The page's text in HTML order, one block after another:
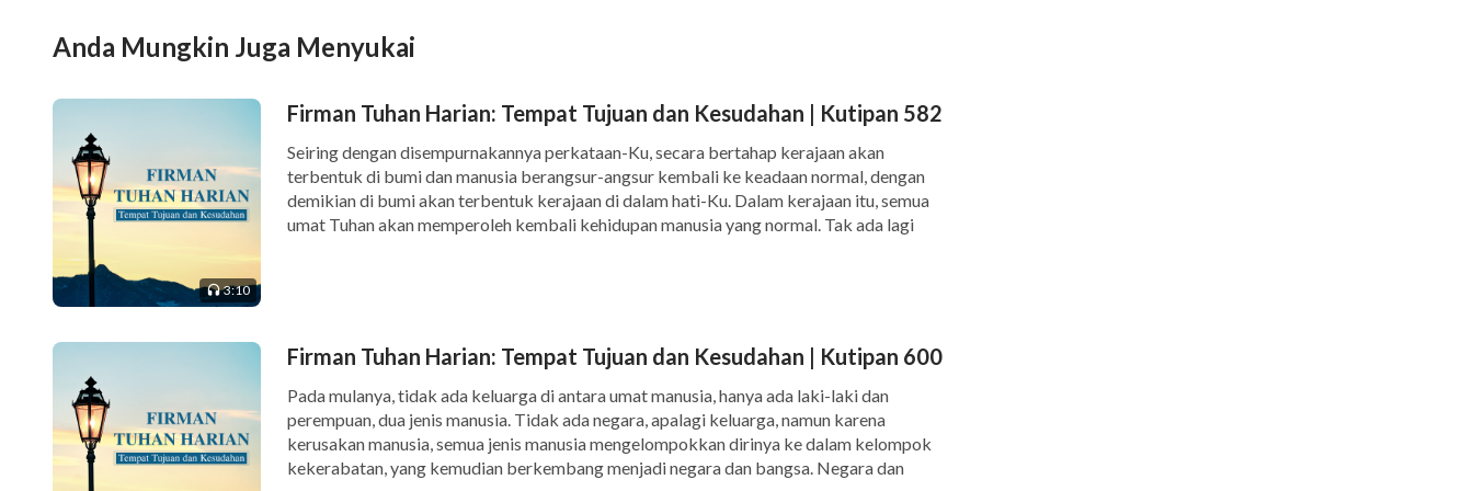
mengikuti-Nya, berjalan di sisi kiri atau kanan-Nya. Semua yang engkau inginkan adalah
menerima-Nya sebagai satu-satunya hidupmu, menerima-Nya sebagai satu-satunya Rajamu,
sebagai satu-satunya Tuhanmu.
—Firman, Vol. 2, Tentang Mengenal Tuhan, “Kata Pengantar”
Anda Mungkin Juga Menyukai
3:10
Firman Tuhan Harian: Tempat Tujuan dan Kesudahan | Kutipan 582
Seiring dengan disempurnakannya perkataan-Ku, secara bertahap kerajaan akan
terbentuk di bumi dan manusia berangsur-angsur kembali ke keadaan normal, dengan
demikian di bumi akan terbentuk kerajaan di dalam hati-Ku. Dalam kerajaan itu, semua
umat Tuhan akan memperoleh kembali kehidupan manusia yang normal. Tak ada lagi
Firman Tuhan Harian: Tempat Tujuan dan Kesudahan | Kutipan 600
Pada mulanya, tidak ada keluarga di antara umat manusia, hanya ada laki-laki dan
perempuan, dua jenis manusia. Tidak ada negara, apalagi keluarga, namun karena
kerusakan manusia, semua jenis manusia mengelompokkan dirinya ke dalam kelompok
kekerabatan, yang kemudian berkembang menjadi negara dan bangsa. Negara dan